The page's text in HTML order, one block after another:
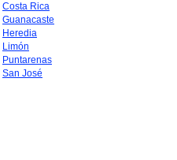
Costa Rica
Guanacaste
Heredia
Limón
Puntarenas
San José